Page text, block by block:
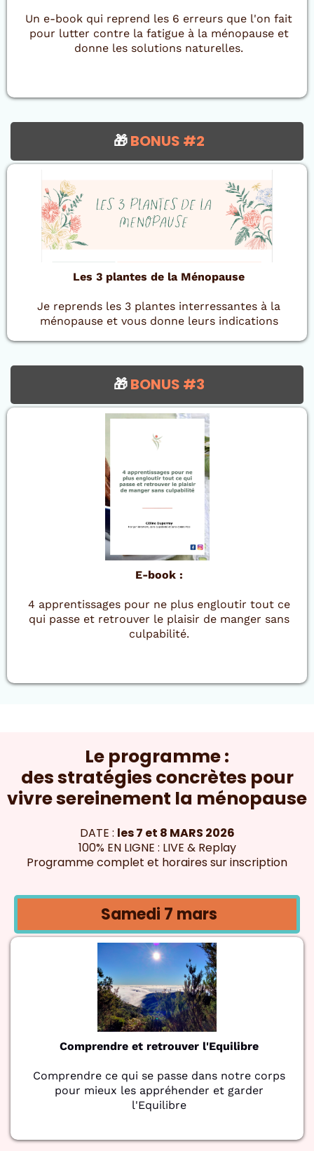
Un e-book qui reprend les 6 erreurs que l'on fait
pour lutter contre la fatigue à la ménopause et
donne les solutions naturelles.
🎁BONUS #2
Les 3 plantes de la Ménopause
Je reprends les 3 plantes interressantes à la
ménopause et vous donne leurs indications
🎁BONUS #3
E-book :
4 apprentissages pour ne plus engloutir tout ce
qui passe et retrouver le plaisir de manger sans
culpabilité.
Le programme :
des stratégies concrètes pour
vivre sereinement la ménopause
DATE : les 7 et 8 MARS 2026
100% EN LIGNE : LIVE & Replay
Programme complet et horaires sur inscription
Samedi 7 mars
Comprendre et retrouver l'Equilibre
Comprendre ce qui se passe dans notre corps
pour mieux les appréhender et garder
l'Equilibre